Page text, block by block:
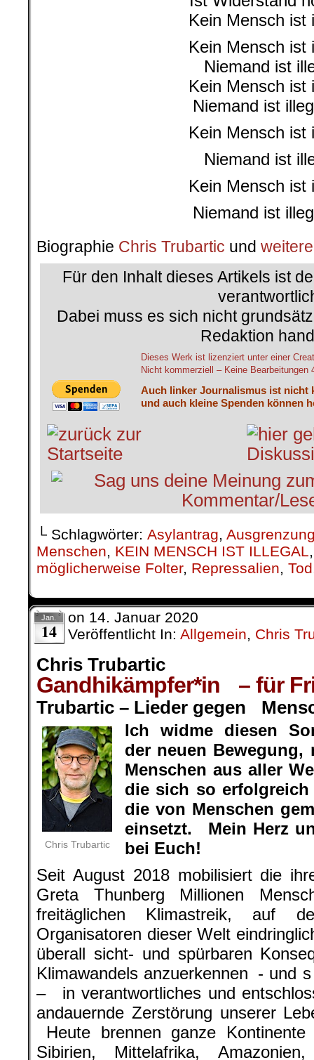
Kein Mensch ist
Kein Mensch ist
Niemand ist
Kein Mensch ist
Niemand ist
Kein Mensch ist
Niemand ist
Kein Mensch ist
Niemand ist
Biographie Chris Trubartic und
Für den Inhalt dieses Artikels ist
Dabei muss es sich nicht
Redaktion
Dieses Werk ist lizenziert unter einer
Nicht kommerziell – Keine Bearbeitungen
Auch linker Journalismus ist nicht
und auch kleine Spenden können
└ Schlagwörter: Asylantrag,
Menschen, KEIN MENSCH IST ILLEGAL
möglicherweise Folter, Repressalien, Tod
Jan.
14
on 14. Januar 2020
Veröffentlicht In: Allgemein, Chris
Chris Trubartic
Gandhikämpfer*in – für
Trubartic – Lieder gegen
Chris Trubartic
Ich widme diesen
der neuen
Menschen aus aller
die sich so
die von Menschen
einsetzt. Mein Herz
bei Euch!
Seit August 2018 mobilisiert die
Greta Thunberg Millionen
freitäglichen Klimastreik, auf
Organisatoren dieser Welt
überall sicht- und spürbaren
Klimawandels anzuerkennen - und
– in verantwortliches und
andauernde Zerstörung unserer
Heute brennen ganze
Sibirien, Mittelafrika,